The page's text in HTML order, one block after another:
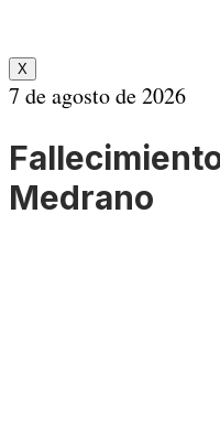
X
7 de agosto de 2026
Medrano